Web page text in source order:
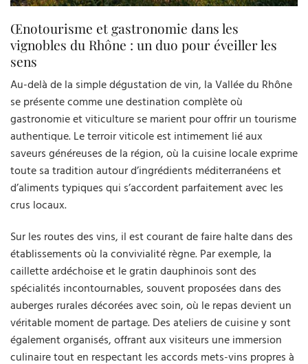
Œnotourisme et gastronomie dans les
vignobles du Rhône : un duo pour éveiller les
sens
Au-delà de la simple dégustation de vin, la Vallée du Rhône
se présente comme une destination complète où
gastronomie et viticulture se marient pour offrir un tourisme
authentique. Le terroir viticole est intimement lié aux
saveurs généreuses de la région, où la cuisine locale exprime
toute sa tradition autour d’ingrédients méditerranéens et
d’aliments typiques qui s’accordent parfaitement avec les
crus locaux.
Sur les routes des vins, il est courant de faire halte dans des
établissements où la convivialité règne. Par exemple, la
caillette ardéchoise et le gratin dauphinois sont des
spécialités incontournables, souvent proposées dans des
auberges rurales décorées avec soin, où le repas devient un
véritable moment de partage. Des ateliers de cuisine y sont
également organisés, offrant aux visiteurs une immersion
culinaire tout en respectant les accords mets-vins propres à